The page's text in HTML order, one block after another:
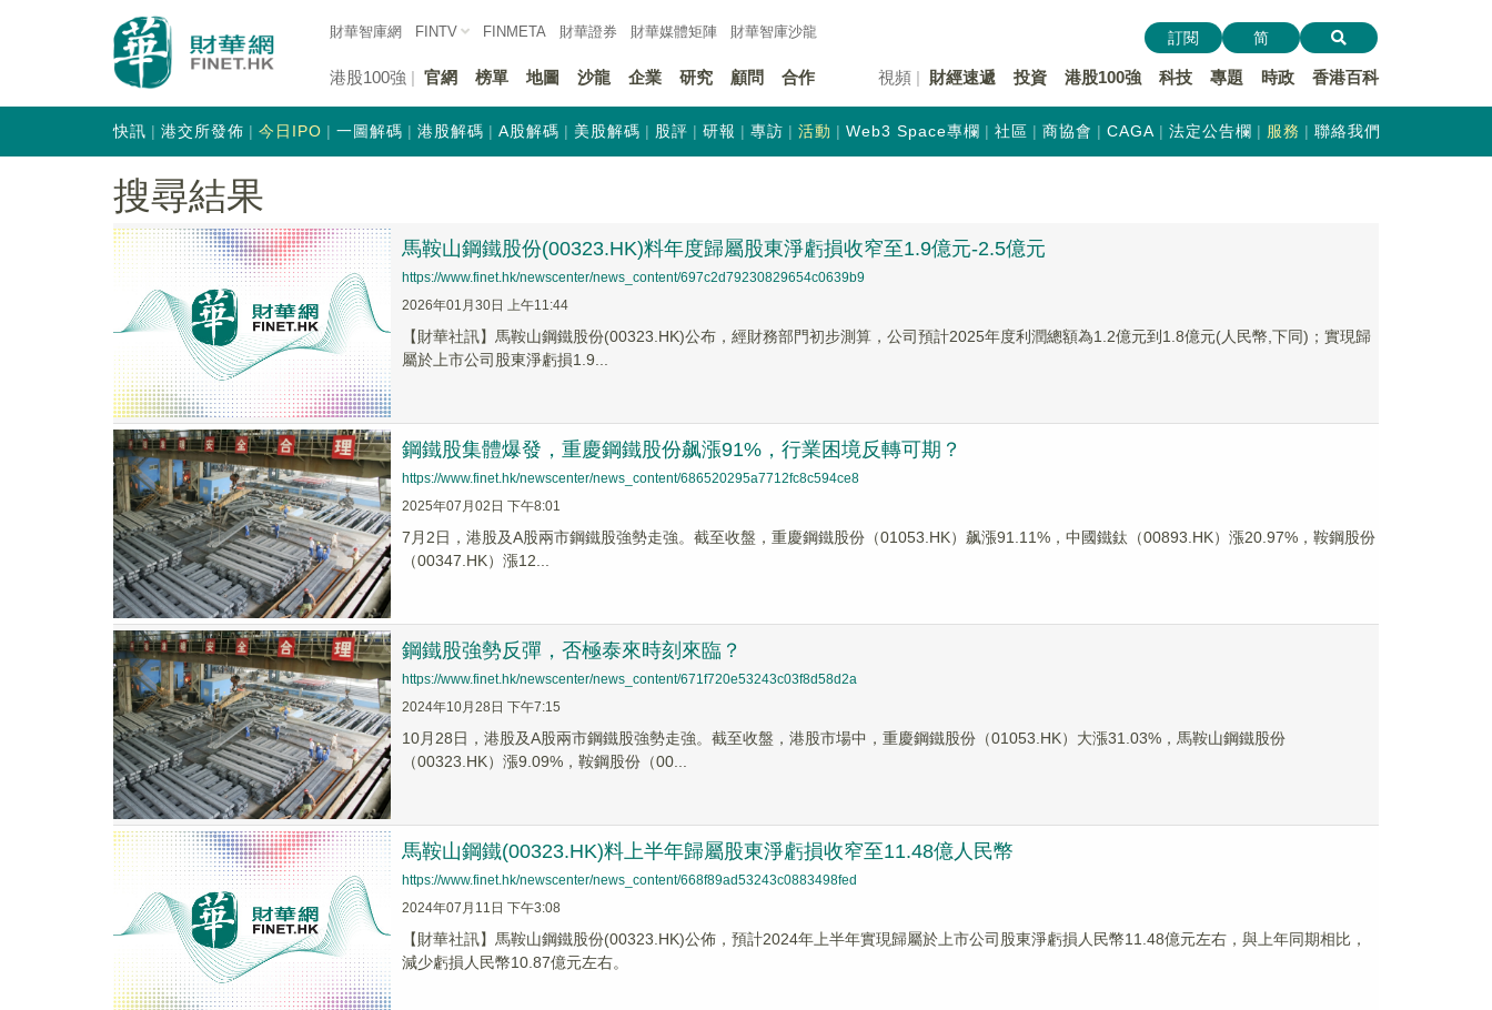
財華智庫網 FINTV FINMETA 財華證券 財華媒體矩陣 財華智庫沙龍
港股100強 官網 榜單 地圖 沙龍 企業 研究 顧問 合作 視頻 財經速遞 投資 港股100強 科技 專題 時政 香港百科
訂閱 简
快訊 港交所發佈 今日IPO 一圖解碼 港股解碼 A股解碼 美股解碼 股評 研報 專訪 活動 Web3 Space專欄 社區 商協會 CAGA 法定公告欄 服務 聯絡我們
搜尋結果
馬鞍山鋼鐵股份(00323.HK)料年度歸屬股東淨虧損收窄至1.9億元-2.5億元
https://www.finet.hk/newscenter/news_content/697c2d79230829654c0639b9
2026年01月30日 上午11:44
​【財華社訊】馬鞍山鋼鐵股份(00323.HK)公布，經財務部門初步測算，公司預計2025年度利潤總額為1.2億元到1.8億元(人民幣,下同)；實現歸
屬於上市公司股東淨虧損1.9...
鋼鐵股集體爆發，重慶鋼鐵股份飙漲91%，行業困境反轉可期？
https://www.finet.hk/newscenter/news_content/686520295a7712fc8c594ce8
2025年07月02日 下午8:01
7月2日，港股及A股兩市鋼鐵股強勢走強。截至收盤，重慶鋼鐵股份（01053.HK）飙漲91.11%，中國鐵鈦（00893.HK）漲20.97%，鞍鋼股份
（00347.HK）漲12...
鋼鐵股強勢反彈，否極泰來時刻來臨？
https://www.finet.hk/newscenter/news_content/671f720e53243c03f8d58d2a
2024年10月28日 下午7:15
10月28日，港股及A股兩市鋼鐵股強勢走強。截至收盤，港股市場中，重慶鋼鐵股份（01053.HK）大漲31.03%，馬鞍山鋼鐵股份
（00323.HK）漲9.09%，鞍鋼股份（00...
馬鞍山鋼鐵(00323.HK)料上半年歸屬股東淨虧損收窄至11.48億人民幣
https://www.finet.hk/newscenter/news_content/668f89ad53243c0883498fed
2024年07月11日 下午3:08
【財華社訊】馬鞍山鋼鐵股份(00323.HK)公佈，預計2024年上半年實現歸屬於上市公司股東淨虧損人民幣11.48億元左右，與上年同期相比，
減少虧損人民幣10.87億元左右。